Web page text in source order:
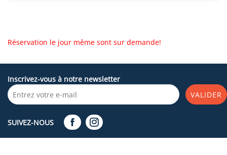
Réservation le jour même sont sur demande!
Inscrivez-vous à notre newsletter
VALIDER
SUIVEZ-NOUS